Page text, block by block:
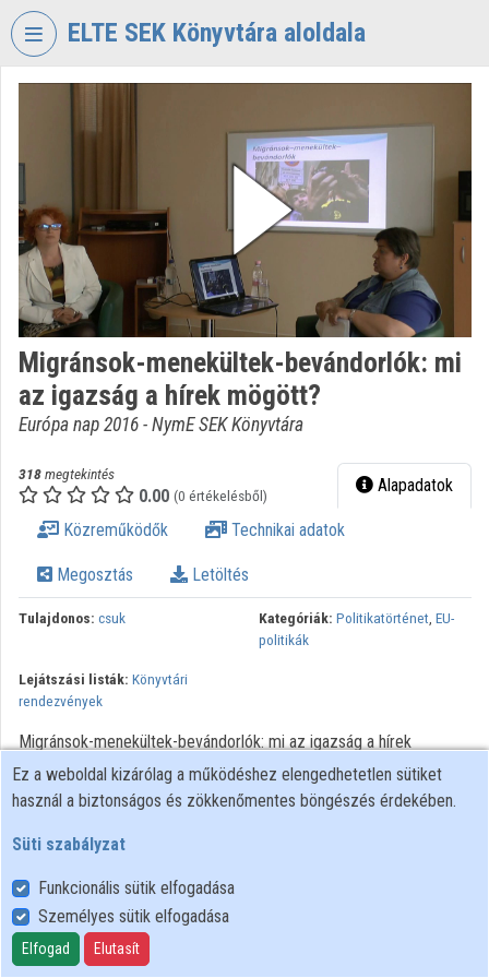
Fejléc kihagyása
ELTE SEK Könyvtára aloldala
ELTE
SAVARIA
KÖNYVTÁR
ÉS
LEVÉLTÁR
Intézményi kezdőlap
Bejelentkezés
Intézményi felfedezés
Kategóriák
Közreműködők
Migránsok-menekültek-bevándorlók: mi
az igazság a hírek mögött?
Európa nap 2016 - NymE SEK Könyvtára
318megtekintés
0.00 (0 értékelésből) Alapadatok
Közreműködők Technikai adatok
Megosztás Letöltés
Tulajdonos: csuk Kategóriák: Politikatörténet, EU-
politikák
Lejátszási listák: Könyvtári
rendezvények
Migránsok-menekültek-bevándorlók: mi az igazság a hírek
mögött? / Székely Klára, Bognárné Lovász Katalin. - Szombathely
: NymE SEK, 2016. Európa nap - 2016
Felhasználói szabályzat
Adatkezelési tájékoztató
Süti szabályzat
Ez a weboldal kizárólag a működéshez elengedhetetlen sütiket
használ a biztonságos és zökkenőmentes böngészés érdekében.
Süti szabályzat
Funkcionális sütik elfogadása
Személyes sütik elfogadása
Elfogad Elutasít